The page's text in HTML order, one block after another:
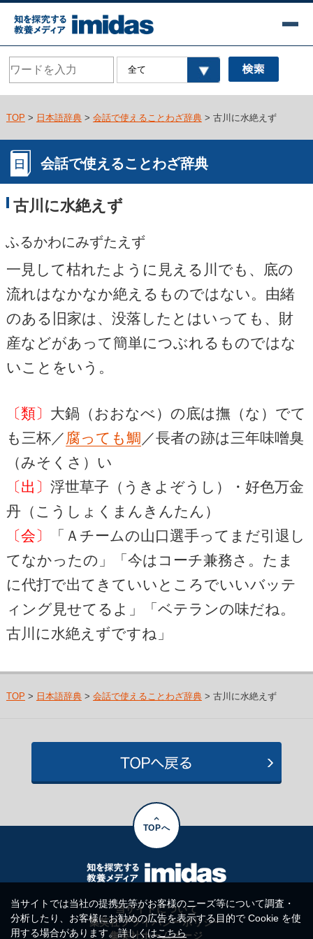
TOP > 日本語辞典> 会話で使えることわざ辞典> 古川に水絶えず
会話で使えることわざ辞典
古川に水絶えず
ふるかわにみずたえず
一見して枯れたように見える川でも、底の
流れはなかなか絶えるものではない。由緒
のある旧家は、没落したとはいっても、財
産などがあって簡単につぶれるものではな
いことをいう。
〔類〕 大鍋（おおなべ）の底は撫（な）でて
も三杯／ 腐っても鯛 ／長者の跡は三年味噌臭
（みそくさ）い
〔出〕 浮世草子（うきよぞうし）・好色万金
丹（こうしょくまんきんたん）
〔会〕
「Ａチームの山口選手ってまだ引退し
てなかったの」「今はコーチ兼務さ。たま
に代打で出てきていいところでいいバッテ
ィング見せてるよ」「ベテランの味だね。
古川に水絶えずですね」
TOP > 日本語辞典> 会話で使えることわざ辞典> 古川に水絶えず
TOPへ
当サイトについて
集英社プライバシーポリシー
集英社ホームページ
当サイトでは当社の提携先等がお客様のニーズ等について調査・
分析したり、お客様にお勧めの広告を表示する目的で Cookie を使
用する場合があります。詳しくはこちら